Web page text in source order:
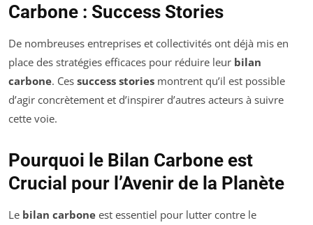
Carbone : Success Stories
De nombreuses entreprises et collectivités ont déjà mis en
place des stratégies efficaces pour réduire leur bilan
carbone. Ces success stories montrent qu’il est possible
d’agir concrètement et d’inspirer d’autres acteurs à suivre
cette voie.
Pourquoi le Bilan Carbone est
Crucial pour l’Avenir de la Planète
Le bilan carbone est essentiel pour lutter contre le